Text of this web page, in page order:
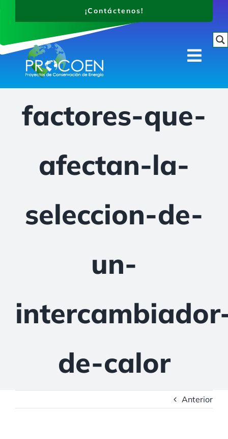
¡Contáctenos!
Proyectos
Contáctenos
factores-que-
afectan-la-
seleccion-de-
un-
de-calor
Anterior